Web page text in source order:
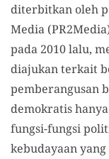
diterbitkan oleh
Media
pada 2010 lalu,
diajukan terkait
pemberangusan
demokratis
fungsi-fungsi
kebudayaan